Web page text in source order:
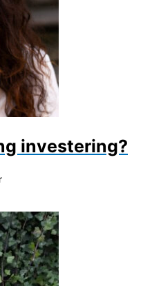
investering?